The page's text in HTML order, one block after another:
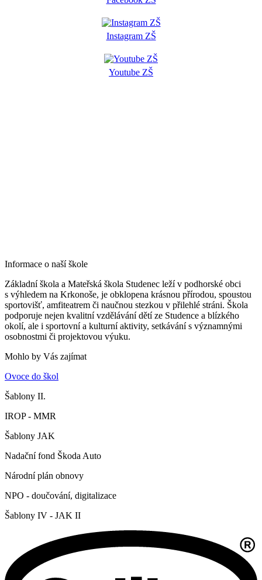
Instagram ZŠ
Youtube ZŠ
Informace o naší škole
Základní škola a Mateřská škola Studenec leží v podhorské obci
s výhledem na Krkonoše, je obklopena krásnou přírodou, spoustou
sportovišť, amfiteatrem či naučnou stezkou v přilehlé stráni. Škola
podporuje nejen kvalitní vzdělávání dětí ze Studence a blízkého
okolí, ale i sportovní a kulturní aktivity, setkávání s významnými
osobnostmi či projektovou výuku.
Mohlo by Vás zajímat
Ovoce do škol
Šablony II.
IROP - MMR
Šablony JAK
Nadační fond Škoda Auto
Národní plán obnovy
NPO - doučování, digitalizace
Šablony IV - JAK II